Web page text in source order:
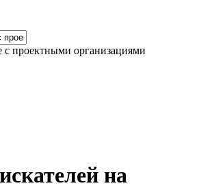
с проектными организациями
на